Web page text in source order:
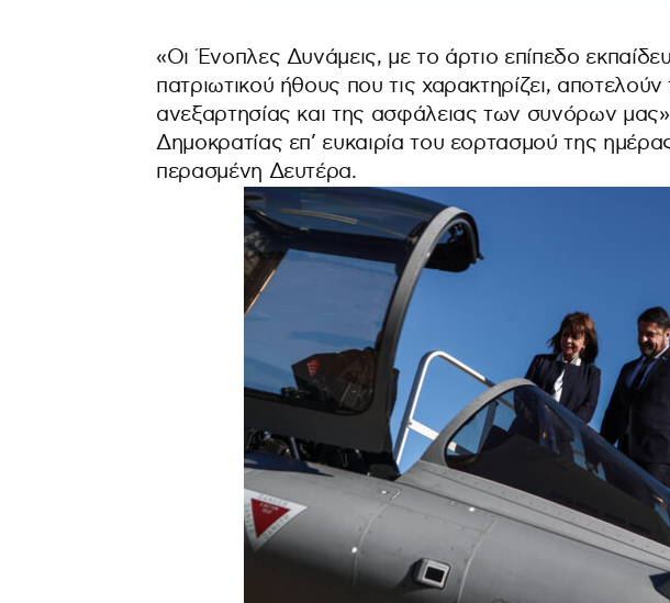
«Οι Ένοπλες Δυνάμεις, με το άρτιο επίπεδο
πατριωτικού ήθους που τις χαρακτηρίζει,
ανεξαρτησίας και της ασφάλειας των συνόρων
Δημοκρατίας επ’ ευκαιρία του εορτασμού της
περασμένη Δευτέρα.